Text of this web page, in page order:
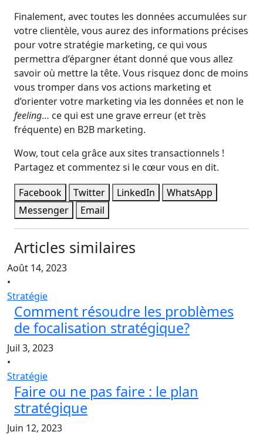
Finalement, avec toutes les données accumulées sur
votre clientèle, vous aurez des informations précises
pour votre stratégie marketing, ce qui vous
permettra d’épargner étant donné que vous allez
savoir où mettre la tête. Vous risquez donc de moins
vous tromper dans vos actions marketing et
d’orienter votre marketing via les données et non le
feeling… ce qui est une grave erreur (et très
fréquente) en B2B marketing.
Wow, tout cela grâce aux sites transactionnels !
Partagez et commentez si le cœur vous en dit.
Facebook
Twitter LinkedIn
WhatsApp
Messenger
Email
Articles similaires
Août 14, 2023
•
Stratégie
Comment résoudre les problèmes
de focalisation stratégique?
Juil 3, 2023
•
Stratégie
Faire ou ne pas faire : le plan
stratégique
Juin 12, 2023